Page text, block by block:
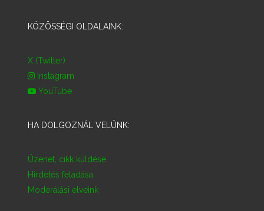
KÖZÖSSÉGI OLDALAINK:
X (Twitter)
Instagram
YouTube
HA DOLGOZNÁL VELÜNK:
Üzenet, cikk küldése
Hirdetés feladása
Moderálási elveink